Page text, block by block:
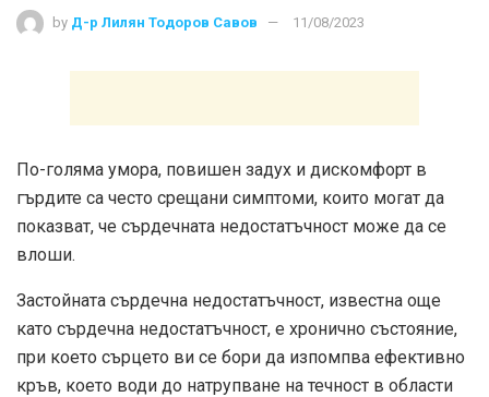
by Д-р Лилян Тодоров Савов 11/08/2023
По-голяма умора, повишен задух и дискомфорт в
гърдите са често срещани симптоми, които могат да
показват, че сърдечната недостатъчност може да се
влоши.
Застойната сърдечна недостатъчност, известна още
като сърдечна недостатъчност, е хронично състояние,
при което сърцето ви се бори да изпомпва ефективно
кръв, което води до натрупване на течност в области